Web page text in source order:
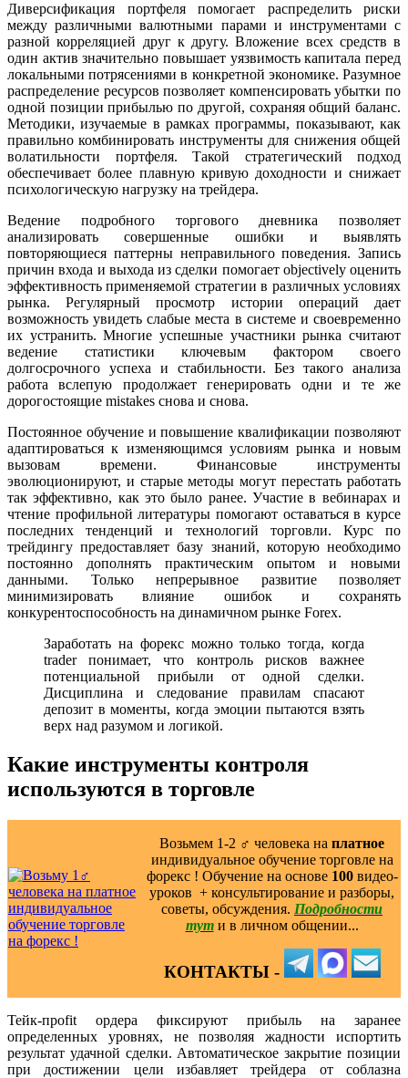
Диверсификация портфеля помогает распределить риски
между различными валютными парами и инструментами с
разной корреляцией друг к другу. Вложение всех средств в
один актив значительно повышает уязвимость капитала перед
локальными потрясениями в конкретной экономике. Разумное
распределение ресурсов позволяет компенсировать убытки по
одной позиции прибылью по другой, сохраняя общий баланс.
Методики, изучаемые в рамках программы, показывают, как
правильно комбинировать инструменты для снижения общей
волатильности портфеля. Такой стратегический подход
обеспечивает более плавную кривую доходности и снижает
психологическую нагрузку на трейдера.
Ведение подробного торгового дневника позволяет
анализировать совершенные ошибки и выявлять
повторяющиеся паттерны неправильного поведения. Запись
причин входа и выхода из сделки помогает objectively оценить
эффективность применяемой стратегии в различных условиях
рынка. Регулярный просмотр истории операций дает
возможность увидеть слабые места в системе и своевременно
их устранить. Многие успешные участники рынка считают
ведение статистики ключевым фактором своего
долгосрочного успеха и стабильности. Без такого анализа
работа вслепую продолжает генерировать одни и те же
дорогостоящие mistakes снова и снова.
Постоянное обучение и повышение квалификации позволяют
адаптироваться к изменяющимся условиям рынка и новым
вызовам времени. Финансовые инструменты
эволюционируют, и старые методы могут перестать работать
так эффективно, как это было ранее. Участие в вебинарах и
чтение профильной литературы помогают оставаться в курсе
последних тенденций и технологий торговли. Курс по
трейдингу предоставляет базу знаний, которую необходимо
постоянно дополнять практическим опытом и новыми
данными. Только непрерывное развитие позволяет
минимизировать влияние ошибок и сохранять
конкурентоспособность на динамичном рынке Forex.
Заработать на форекс можно только тогда, когда
trader понимает, что контроль рисков важнее
потенциальной прибыли от одной сделки.
Дисциплина и следование правилам спасают
депозит в моменты, когда эмоции пытаются взять
верх над разумом и логикой.
Какие инструменты контроля
используются в торговле
Возьмем 1-2 ‍♂️ человека на платное
индивидуальное обучение торговле на
форекс ! Обучение на основе 100видео-
уроков ️ + консультирование и разборы,
советы, обсуждения. Подробности
тут и в личном общении...
КОНТАКТЫ -
Тейк-проfit ордера фиксируют прибыль на заранее
определенных уровнях, не позволяя жадности испортить
результат удачной сделки. Автоматическое закрытие позиции
при достижении цели избавляет трейдера от соблазна